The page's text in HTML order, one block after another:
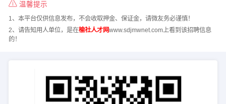
温馨提示
1、本平台仅供信息发布，不会收取押金、保证金，请微友务必谨慎！
2、请告知用人单位，是在榆社人才网www.sdjmwnet.com上看到该招聘信息
的！